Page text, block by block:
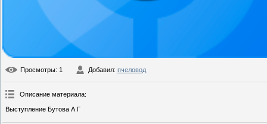
Просмотры: 1 Добавил: пчеловод
Описание материала:
Выступление Бутова А Г